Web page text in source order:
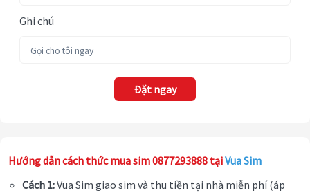
Ghi chú
Đặt ngay
Hướng dẫn cách thức mua sim 0877293888 tạiVua Sim
Cách 1:Vua Sim giao sim và thu tiền tại nhà miễn phí (áp